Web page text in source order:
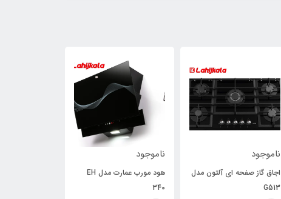
ناموجود
اجاق گاز صفحه ای آلتون مدل
G513
ناموجود
هود مورب عمارت مدل EH
340